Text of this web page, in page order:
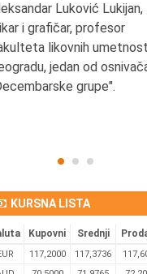
Luković Lukijan,
i grafičar, profesor
likovnih
jedan od
grupe".
KURSNA LISTA
Kupovni Srednji
117,2000 117,3736